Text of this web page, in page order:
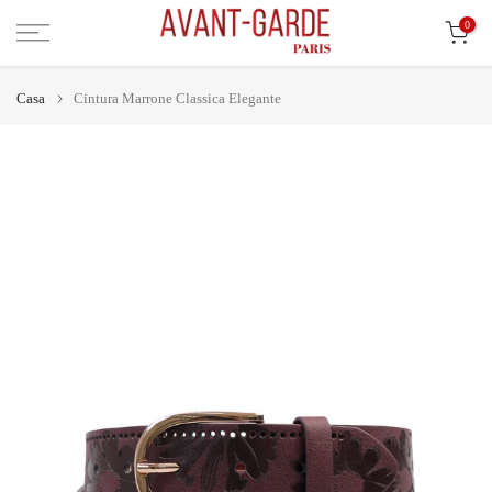
Vai
0
Casa Cintura Marrone Classica Elegante